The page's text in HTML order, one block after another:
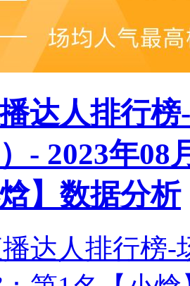
达人排行
- 2023年08
】数据分析
达人排行榜